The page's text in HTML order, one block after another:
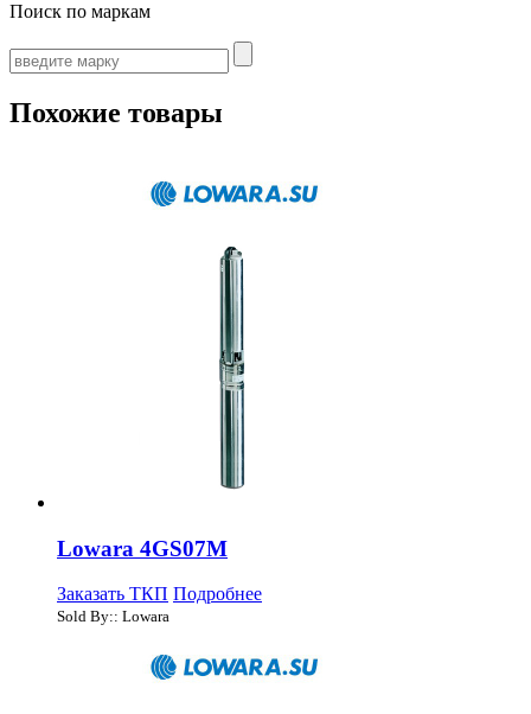
Поиск по маркам
Похожие товары
Lowara 4GS07M
Заказать ТКП Подробнее
Sold By:: Lowara